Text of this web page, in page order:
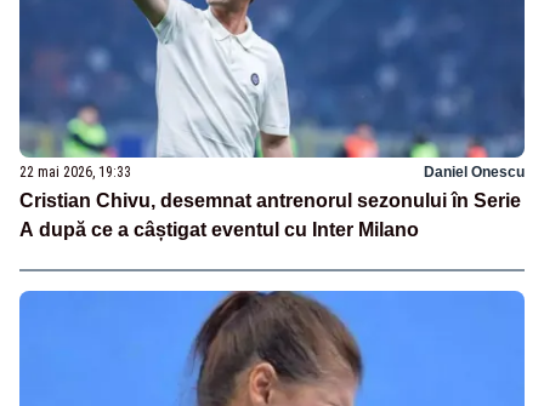
22 mai 2026, 19:33 Daniel Onescu
Cristian Chivu, desemnat antrenorul sezonului în Serie
A după ce a câștigat eventul cu Inter Milano